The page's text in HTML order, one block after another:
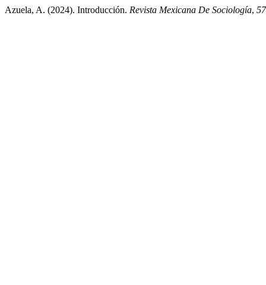
Azuela, A. (2024). Introducción. Revista Mexicana De Sociología, 57